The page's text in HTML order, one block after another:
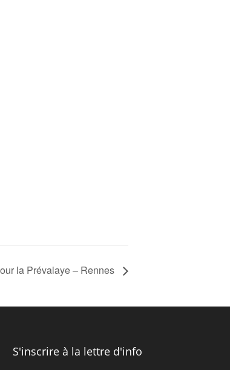
la Prévalaye – Rennes
S'inscrire à la lettre d'info